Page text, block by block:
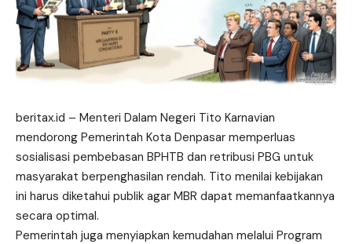
beritax.id – Menteri Dalam Negeri Tito Karnavian
mendorong Pemerintah Kota Denpasar memperluas
sosialisasi pembebasan BPHTB dan retribusi PBG untuk
masyarakat berpenghasilan rendah. Tito menilai kebijakan
ini harus diketahui publik agar MBR dapat memanfaatkannya
secara optimal.
Pemerintah juga menyiapkan kemudahan melalui Program